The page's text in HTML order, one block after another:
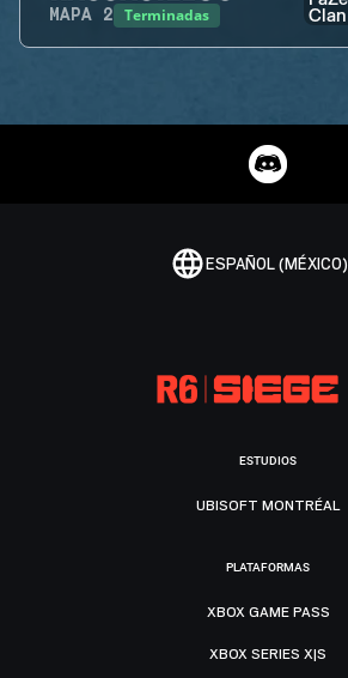
MAPA 2 Terminadas
ESPAÑOL (MÉXICO)
ESTUDIOS
UBISOFT MONTRÉAL
PLATAFORMAS
XBOX GAME PASS
XBOX SERIES X|S